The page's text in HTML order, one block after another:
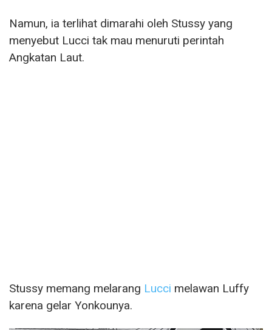
Namun, ia terlihat dimarahi oleh Stussy yang
menyebut Lucci tak mau menuruti perintah
Angkatan Laut.
Stussy memang melarang Lucci melawan Luffy
karena gelar Yonkounya.